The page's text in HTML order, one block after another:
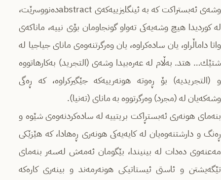
وشه‌ى ئه‌بستراكت كه‌ به‌ ئینگلیزییه‌كه‌ى abstractده‌نووسرێت،
له‌ كوردیدا هیچ وشه‌یه‌كى ته‌واو گونجاومان بۆى نییه‌، ماناكه‌ى
واتا داماڵراو، یان ساده‌كراوه‌، یان وه‌رگرتنه‌وه‌ى ماناى جیاجیا له‌
شتێك… هتد. به‌ڵام له‌ عه‌ره‌بیدا وشه‌ى (التجرید) به‌كارهاتووه‌
و (التجریدیه‌) بۆ ڕه‌وته‌ هونه‌رییه‌كه‌ جێگیركراوه‌، كه‌ ڕه‌گى
وشه‌كه‌یان له‌ (مجرد) وه‌رگرتووه‌ به‌ ماناى (ته‌نیا).
بنه‌ماى هونه‌رى ئه‌بستڕاكت بریتییه‌ له‌ ساده‌كردنه‌وه‌ى شێوه‌ و
ڕه‌نگ و دارشتنه‌وه‌یان له‌ كایه‌یه‌كى هونه‌رى ڕه‌هادا، كه‌ هێزێكى
مه‌عنه‌وى ده‌دات له‌ بینیندا، بێگومان ئه‌مه‌ش له‌سه‌ر بنه‌ماى
تێگه‌یشتن و ئاستى ئیستاتیكى هونه‌رمه‌ند و بینه‌رى كاره‌كه‌